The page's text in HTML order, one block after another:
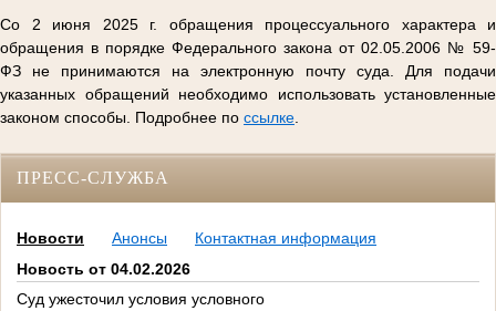
Со 2 июня 2025 г. обращения процессуального характера и
обращения в порядке Федерального закона от 02.05.2006 № 59-
ФЗ не принимаются на электронную почту суда. Для подачи
указанных обращений необходимо использовать установленные
законом способы. Подробнее по ссылке
ПРЕСС-СЛУЖБА
Новости Анонсы
Контактная информация
Новость от 04.02.2026
Суд ужесточил условия условного